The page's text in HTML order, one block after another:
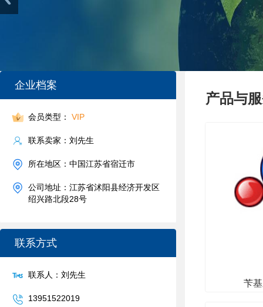
企业档案
会员类型： VIP
联系卖家：刘先生
所在地区：中国江苏省宿迁市
公司地址：江苏省沭阳县经济开发区
绍兴路北段28号
联系方式
联系人：刘先生
13951522019
产品与
苄